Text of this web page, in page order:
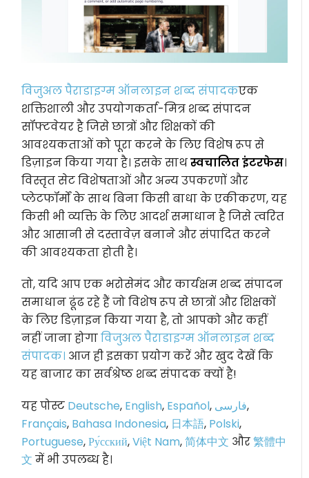
विजुअल पैराडाइग्म ऑनलाइन शब्द संपादकएक
शक्तिशाली और उपयोगकर्ता-मित्र शब्द संपादन
सॉफ्टवेयर है जिसे छात्रों और शिक्षकों की
आवश्यकताओं को पूरा करने के लिए विशेष रूप से
डिज़ाइन किया गया है। इसके साथस्वचालित इंटरफेस।
विस्तृत सेट विशेषताओं और अन्य उपकरणों और
प्लेटफॉर्मों के साथ बिना किसी बाधा के एकीकरण, यह
किसी भी व्यक्ति के लिए आदर्श समाधान है जिसे त्वरित
और आसानी से दस्तावेज़ बनाने और संपादित करने
की आवश्यकता होती है।
तो, यदि आप एक भरोसेमंद और कार्यक्षम शब्द संपादन
समाधान ढूंढ रहे हैं जो विशेष रूप से छात्रों और शिक्षकों
के लिए डिज़ाइन किया गया है, तो आपको और कहीं
नहीं जाना होगाविजुअल पैराडाइग्म ऑनलाइन शब्द
संपादक। आज ही इसका प्रयोग करें और खुद देखें कि
यह बाजार का सर्वश्रेष्ठ शब्द संपादक क्यों है!
यह पोस्ट Deutsche, English, Español, فارسی,
Français, Bahasa Indonesia, 日本語, Polski,
Portuguese,Ру́сский,Việt Nam,简体中文 और繁體中
文 में भी उपलब्ध है।